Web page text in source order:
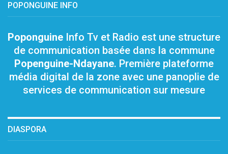
POPONGUINE INFO
Poponguine Info Tv et Radio est une structure
de communication basée dans la commune
Popenguine-Ndayane. Première plateforme
média digital de la zone avec une panoplie de
services de communication sur mesure
DIASPORA